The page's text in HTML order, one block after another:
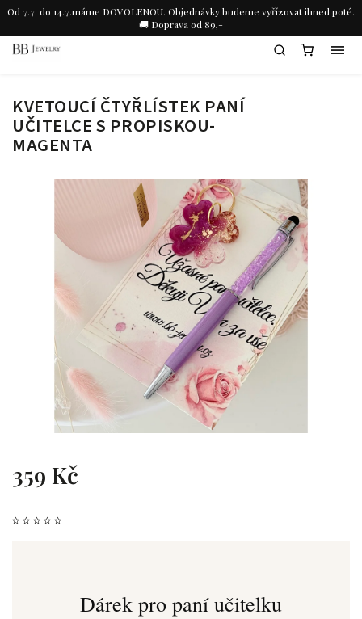
Od 7.7. do 14.7.máme DOVOLENOU. Objednávky budeme vyřízovat ihned poté.
🚚 Doprava od 89,-
KVETOUCÍ ČTYŘLÍSTEK PANÍ
UČITELCE S PROPISKOU-
MAGENTA
359 Kč
Dárek pro paní učitelku